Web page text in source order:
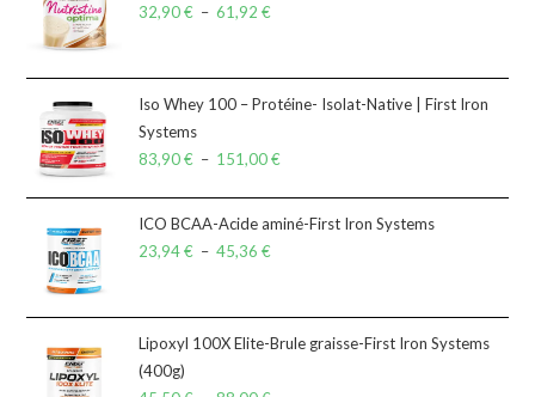
32,90€ – 61,92€
Iso Whey 100 – Protéine- Isolat-Native | First Iron
Systems
83,90€ – 151,00€
ICO BCAA-Acide aminé-First Iron Systems
23,94€ – 45,36€
Lipoxyl 100X Elite-Brule graisse-First Iron Systems
(400g)